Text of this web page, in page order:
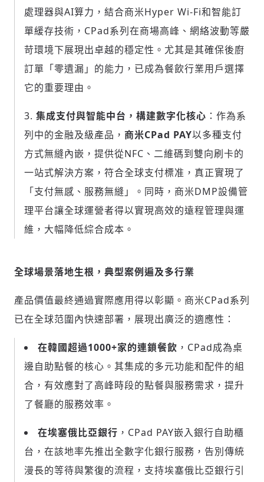
登入或註冊
歡迎您加入《旭時報》
參與下一波全球科技革命
輸入 Email 驗證碼
請輸入發送到的驗證碼
(十分鐘內有效)
驗證
處理器與AI算力，結合商米Hyper Wi-Fi和智能訂
單緩存技術，CPad系列在商場高峰、網絡波動等嚴
苛環境下展現出卓越的穩定性。尤其是其確保後廚
訂單「零遺漏」的能力，已成為餐飲行業用戶選擇
它的重要理由。
集成支付與智能中台，構建數字化核心 ：作為系
列中的金融及級產品， 商米CPad PAY以多種支付
方式無縫內嵌，提供從NFC、二維碼到雙向刷卡的
一站式解決方案，符合全球支付標准，真正實現了
「支付無感、服務無縫」。同時，商米DMP設備管
理平台讓全球運營者得以實現高效的遠程管理與運
維，大幅降低綜合成本。
全球場景落地生根，典型案例遍及多行業
產品價值最終通過實際應用得以彰顯。商米CPad系列
已在全球范圍內快速部署，展現出廣泛的適應性：
在韓國超過1000+家的連鎖餐飲 ，CPad成為桌
邊自助點餐的核心。其集成的多元功能和配件的組
合，有效應對了高峰時段的點餐與服務需求，提升
了餐廳的服務效率。
在埃塞俄比亞銀行 ，CPad PAY嵌入銀行自助櫃
台，在該地率先推出全數字化銀行服務，告別傳統
漫長的等待與繁復的流程，支持埃塞俄比亞銀行引